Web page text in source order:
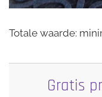
Totale waarde:
Gratis